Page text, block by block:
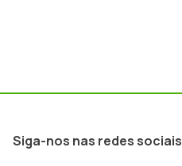
Siga-nos nas redes sociais